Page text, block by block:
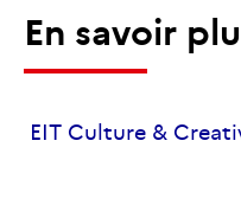
En savoir
EIT Culture &